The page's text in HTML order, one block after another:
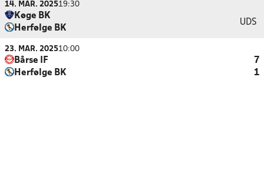
14. MAR. 202519:30
Køge BK
Herfølge BK
UDS
23. MAR. 202510:00
Bårse IF
7
Herfølge BK
1